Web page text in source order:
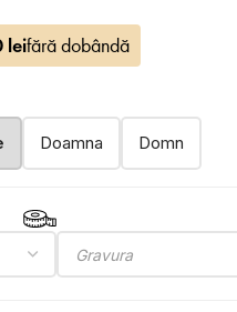
leifără dobândă
Doamna Domn